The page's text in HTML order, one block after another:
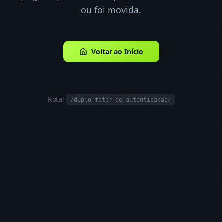
ou foi movida.
Voltar ao Início
Rota: /duplo-fator-de-autenticacao/